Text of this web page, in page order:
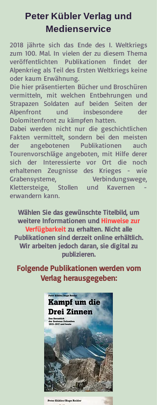
Peter Kübler Verlag und
Medienservice
2018 jährte sich das Ende des I. Weltkriegs
zum 100. Mal. In vielen der zu diesem Thema
veröffentlichten Publikationen findet der
Alpenkrieg als Teil des Ersten Weltkriegs keine
oder kaum Erwähnung.
Die hier präsentierten Bücher und Broschüren
vermitteln, mit welchen Entbehrungen und
Strapazen Soldaten auf beiden Seiten der
Alpenfront und insbesondere der
Dolomitenfront zu kämpfen hatten.
Dabei werden nicht nur die geschichtlichen
Fakten vermittelt, sondern bei den meisten
der angebotenen Publikationen auch
Tourenvorschläge angeboten, mit Hilfe derer
sich der Interessierte vor Ort die noch
erhaltenen Zeugnisse des Krieges - wie
Grabensysteme, Verbindungswege,
Klettersteige, Stollen und Kavernen -
erwandern kann.​
Wählen Sie das gewünschte Titelbild, um
weitere Informationen und Hinweise zur
Verfügbarkeitzu erhalten. Nicht alle
Publikationen sind derzeit online erhältlich.
Wir arbeiten jedoch daran, sie digital zu
publizieren.​​
Folgende Publikationen werden vom
Verlag herausgegeben: